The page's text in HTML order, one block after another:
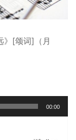
》[颂词]（月
00:00